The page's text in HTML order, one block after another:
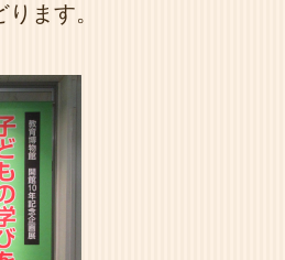
ます。